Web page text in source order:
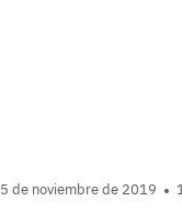
5 de noviembre de 2019